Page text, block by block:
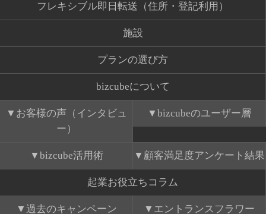
フレキシブル即日転送（住所・登記利用）
施設
プランの選び方
bizcubeについて
お客様の声（インタビュ
ー）
bizcubeのユーザー層
bizcube活用術 顧客満足度アンケート結果
起業お役立ちコラム
過去のキャンペーン エントランスフラワー